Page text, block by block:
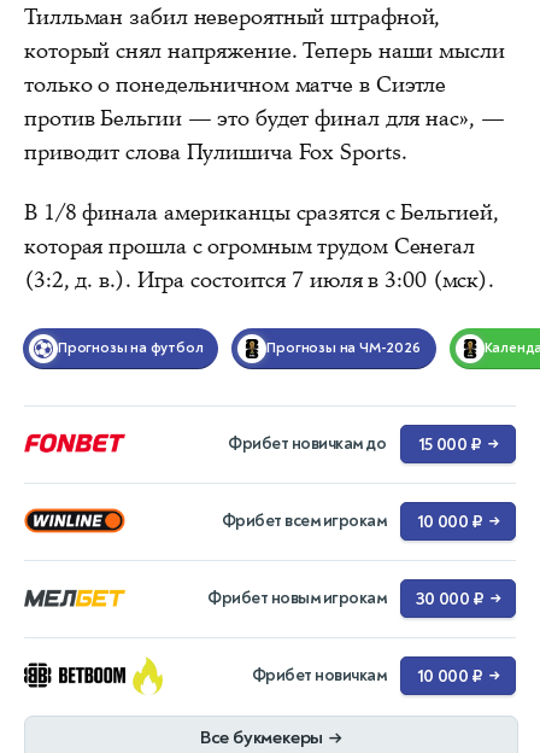
Тилльман забил невероятный штрафной,
который снял напряжение. Теперь наши мысли
только о понедельничном матче в Сиэтле
против Бельгии — это будет финал для нас», —
приводит слова Пулишича Fox Sports.
В 1/8 финала американцы сразятся с Бельгией,
которая прошла с огромным трудом Сенегал
(3:2, д. в.). Игра состоится 7 июля в 3:00 (мск).
Прогнозы на футбол Прогнозы на ЧМ-2026
Фрибет новичкам до 15 000 ₽ →
Фрибет всем игрокам 10 000 ₽ →
Фрибет новым игрокам 30 000 ₽ →
Фрибет новичкам 10 000 ₽ →
Все букмекеры →